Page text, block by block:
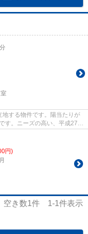
する物件です。陽当たりが
す。ニーズの高い、平成27年
円)
空き数1件 1-1件表示